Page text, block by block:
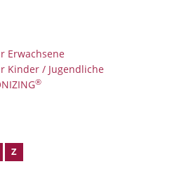
Erwachsene
Kinder / Jugendliche
®
Z